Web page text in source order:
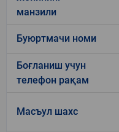
манзили
Буюртмачи номи
Боғланиш учун
телефон рақам
Масъул шахс